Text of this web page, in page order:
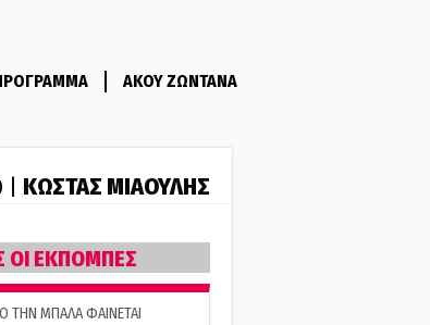
ΑΚΟΥ ΖΩΝΤΑΝΑ
| ΚΩΣΤΑΣ ΜΙΑΟΥΛΗΣ
ΟΙ ΕΚΠΟΜΠΕΣ
ΤΗΝ ΜΠΑΛΑ ΦΑΙΝΕΤΑΙ